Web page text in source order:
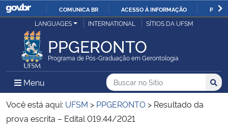
IR
O
COMUNICA BR ACESSO À INFORMAÇÃO
Ministério da Justiça e Segurança Pública
Ministério da Defesa
Ministério das Relações Exteriores
LANGUAGES INTERNATIONAL SÍTIOS DA UFSM
PPGERONTO
Programa de Pós-Graduação em Gerontologia
Menu Menu Principal do Sítio
Busca
Buscar no no Sítio
Busca:
Você está aqui: UFSM > PPGERONTO > Resultado da
prova escrita – Edital 019.44/2021